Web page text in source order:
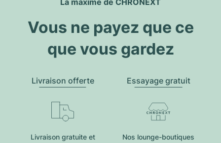
La maxime de CHRONEXT
Vous ne payez que ce
que vous gardez
Livraison offerte
Livraison gratuite et
Essayage gratuit
Nos lounge-boutiques